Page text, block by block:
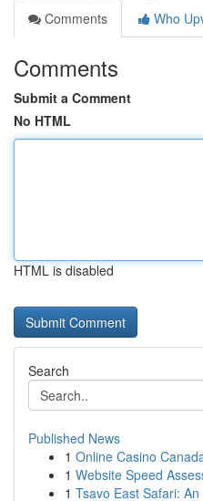
Comments
Who
Comments
Submit a Comment
No HTML
HTML is disabled
Search
Published News
1 Online Casino
1 Website Speed
1 Tsavo East Safari: